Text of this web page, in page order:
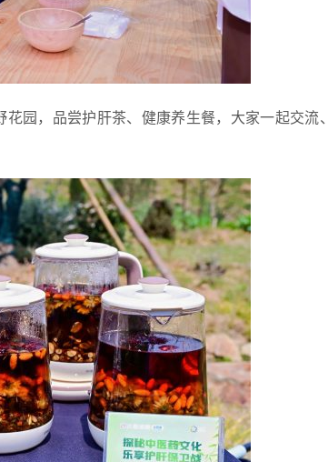
园，品尝护肝茶、健康养生餐，大家一起交流、